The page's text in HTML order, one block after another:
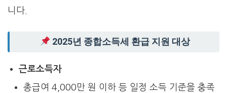
니다.
2025년 종합소득세 환급 지원 대상
근로소득자
총급여 4,000만 원 이하 등 일정 소득 기준을 충족